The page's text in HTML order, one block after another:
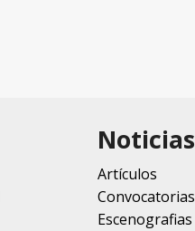
Noticias
Artículos
Convocatorias
Escenografias